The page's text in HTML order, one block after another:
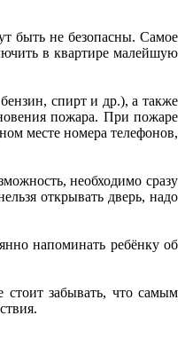
быть не безопасны. Самое
в квартире малейшую
спирт и др.), а также
пожара. При пожаре
месте номера телефонов,
необходимо сразу
открывать дверь, надо
напоминать ребёнку об
стоит забывать, что самым